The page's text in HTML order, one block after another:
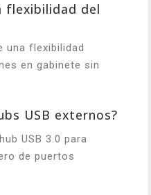
flexibilidad del
una flexibilidad
en gabinete sin
USB externos?
USB 3.0 para
de puertos